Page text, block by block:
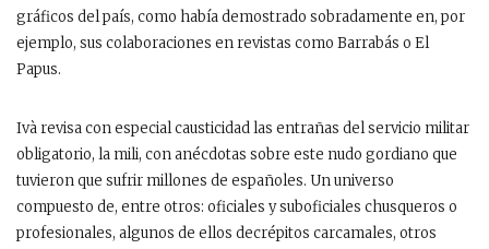
gráficos del país, como había demostrado sobradamente en, por
ejemplo, sus colaboraciones en revistas como Barrabás o El
Papus.
Ivà revisa con especial causticidad las entrañas del servicio militar
obligatorio, la mili, con anécdotas sobre este nudo gordiano que
tuvieron que sufrir millones de españoles. Un universo
compuesto de, entre otros: oficiales y suboficiales chusqueros o
profesionales, algunos de ellos decrépitos carcamales, otros